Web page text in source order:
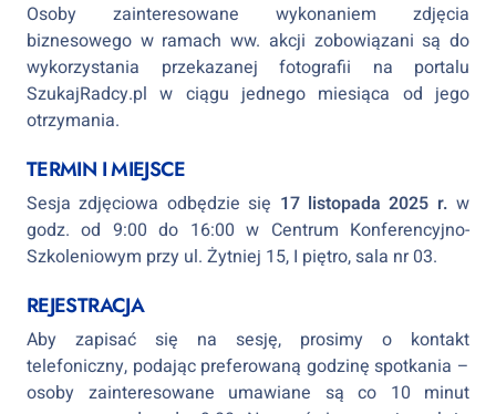
Osoby zainteresowane wykonaniem zdjęcia
biznesowego w ramach ww. akcji zobowiązani są do
wykorzystania przekazanej fotografii na portalu
SzukajRadcy.pl w ciągu jednego miesiąca od jego
otrzymania.
TERMIN I MIEJSCE
Sesja zdjęciowa odbędzie się 17 listopada 2025 r. w
godz. od 9:00 do 16:00 w Centrum Konferencyjno-
Szkoleniowym przy ul. Żytniej 15, I piętro, sala nr 03.
REJESTRACJA
Aby zapisać się na sesję, prosimy o kontakt
telefoniczny, podając preferowaną godzinę spotkania –
osoby zainteresowane umawiane są co 10 minut